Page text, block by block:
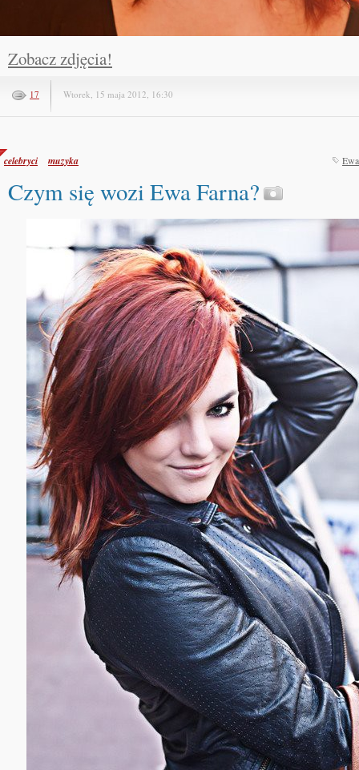
Zobacz zdjęcia!
17 Wtorek, 15 maja 2012, 16:30
celebryci muzyka
Czym się wozi Ewa Farna?